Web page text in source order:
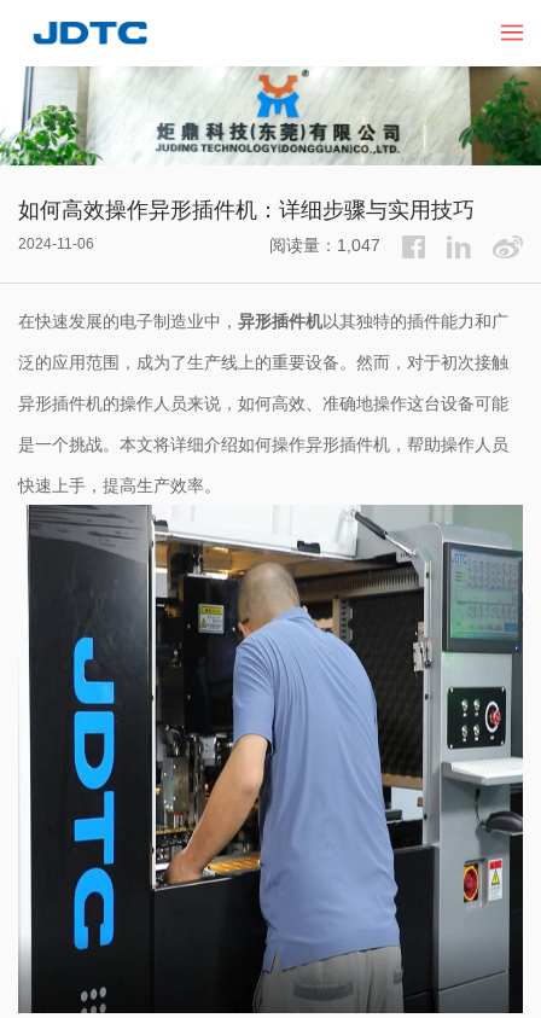
如何高效操作异形插件机：详细步骤与实用技巧
2024-11-06 阅读量：1,047
在快速发展的电子制造业中， 异形插件机以其独特的插件能力和广
泛的应用范围，成为了生产线上的重要设备。然而，对于初次接触
异形插件机的操作人员来说，如何高效、准确地操作这台设备可能
是一个挑战。本文将详细介绍如何操作异形插件机，帮助操作人员
快速上手，提高生产效率。